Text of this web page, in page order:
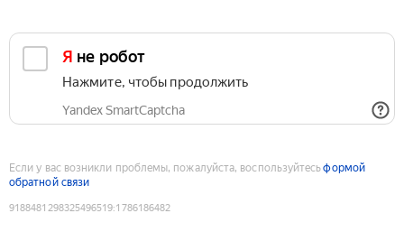
Я не робот
Нажмите, чтобы продолжить
Yandex SmartCaptcha
Если у вас возникли проблемы, пожалуйста, воспользуйтесьформой
обратной связи
9188481298325496519:1786186482